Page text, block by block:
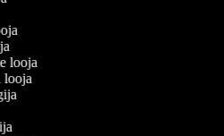
looja
looja